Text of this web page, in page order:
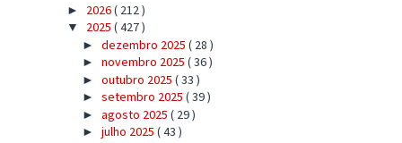
► 2026( 212 )
▼ 2025 ( 427 )
► dezembro 2025 ( 28 )
► novembro 2025 ( 36 )
► outubro 2025 ( 33 )
► setembro 2025 ( 39 )
► agosto 2025 ( 29 )
► julho 2025 ( 43 )